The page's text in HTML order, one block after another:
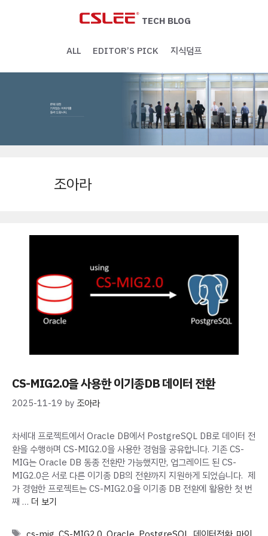
TECH BLOG
ALL EDITOR’S PICK 지식덤프
조아라
CS-MIG2.0을 사용한 이기종DB 데이터 전환
2025-11-19 by조아라
차세대 프로젝트에서 Oracle DB에서 PostgreSQL DB로 데이터 전
환을 수행하며 CS-MIG2.0을 사용한 경험을 공유합니다. 기존 CS-
MIG는 Oracle DB 동종 전환만 가능했지만, 업그레이드 된 CS-
MIG2.0은 서로 다른 이기종 DB의 전환까지 지원하게 되었습니다. 제
가 경험한 프로젝트는 CS-MIG2.0을 이기종 DB 전환에 활용한 첫 번
째 … 더 보기
Tags